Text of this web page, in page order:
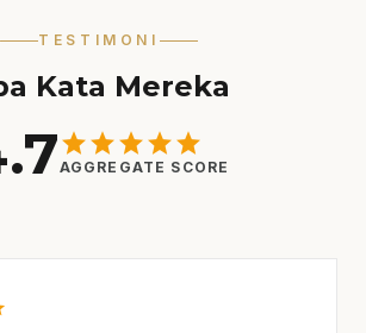
TESTIMONI
Kata Mereka
starstarstarstarstar
AGGREGATE SCORE